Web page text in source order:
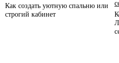
Как создать уютную спальню или
строгий кабинет